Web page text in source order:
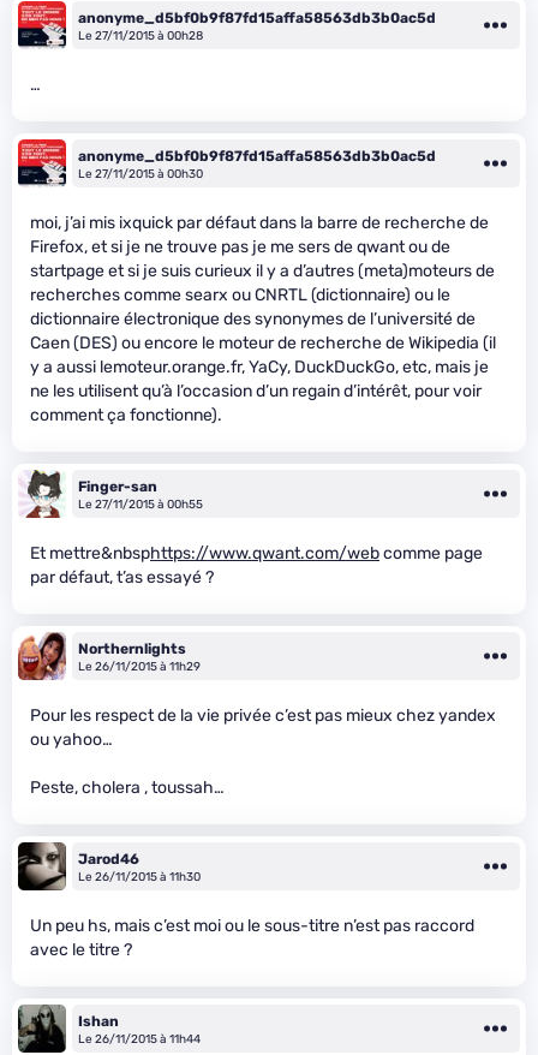
anonyme_d5bf0b9f87fd15affa58563db3b0ac5d
Le 27/11/2015 à 00h28
…
anonyme_d5bf0b9f87fd15affa58563db3b0ac5d
Le 27/11/2015 à 00h30
moi, j’ai mis ixquick par défaut dans la barre de recherche de
Firefox, et si je ne trouve pas je me sers de qwant ou de
startpage et si je suis curieux il y a d’autres (meta)moteurs de
recherches comme searx ou CNRTL (dictionnaire) ou le
dictionnaire électronique des synonymes de l’université de
Caen (DES) ou encore le moteur de recherche de Wikipedia (il
y a aussi lemoteur.orange.fr, YaCy, DuckDuckGo, etc, mais je
ne les utilisent qu’à l’occasion d’un regain d’intérêt, pour voir
comment ça fonctionne).
Finger-san
Le 27/11/2015 à 00h55
Et mettre&nbsphttps://www.qwant.com/webcomme page
par défaut, t’as essayé ?
Northernlights
Le 26/11/2015 à 11h29
Pour les respect de la vie privée c’est pas mieux chez yandex
ou yahoo…
Peste, cholera , toussah…
Jarod46
Le 26/11/2015 à 11h30
Un peu hs, mais c’est moi ou le sous-titre n’est pas raccord
avec le titre ?
Ishan
Le 26/11/2015 à 11h44